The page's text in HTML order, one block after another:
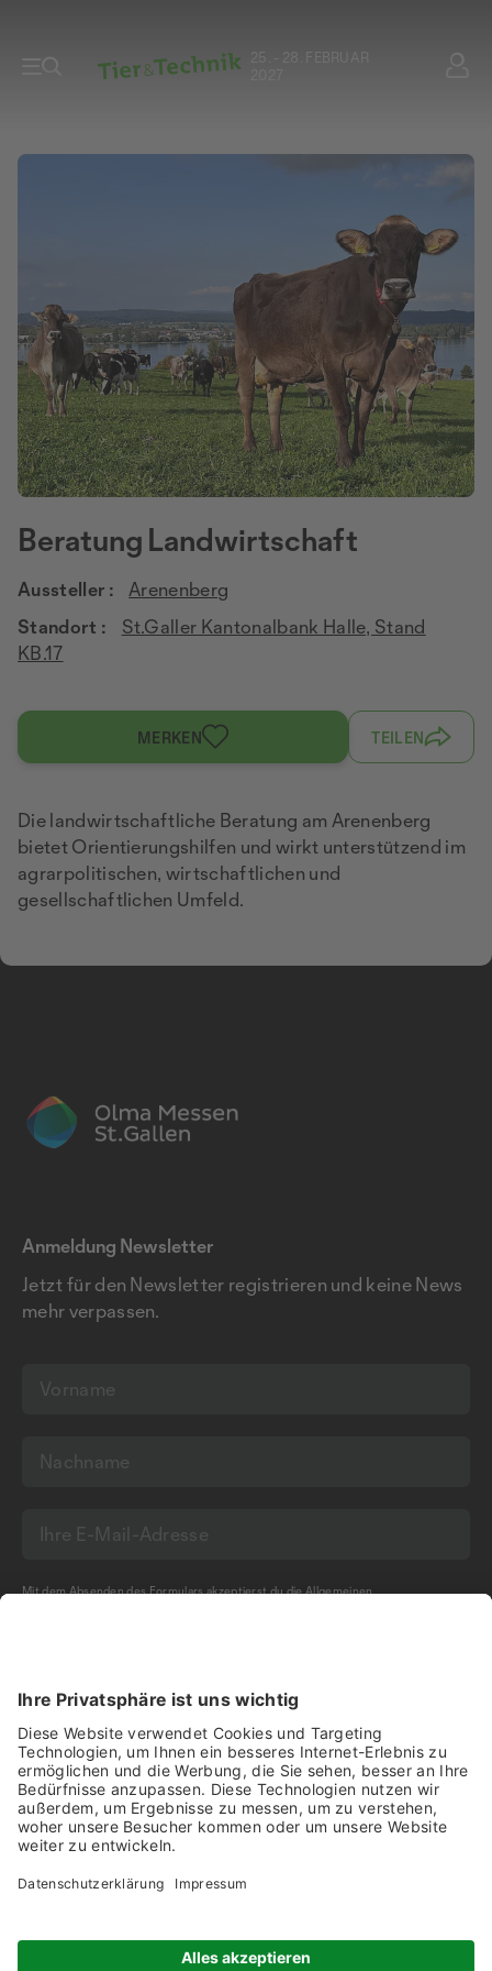
25. - 28. FEBRUAR
Beratung Landwirtschaft
Aussteller :
Arenenberg
Standort :
St.Galler Kantonalbank Halle, Stand
KB.17
MERKEN TEILEN
Die landwirtschaftliche Beratung am Arenenberg
bietet Orientierungshilfen und wirkt unterstützend im
agrarpolitischen, wirtschaftlichen und
gesellschaftlichen Umfeld.
Anmeldung Newsletter
Jetzt für den Newsletter registrieren und keine News
mehr verpassen.
Mit dem Absenden des Formulars akzeptierst du dieAllgemeinen
Impressum Disclaimer Datenschutz